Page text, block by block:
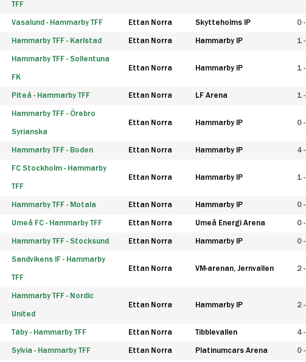
TFF
Vasalund - Hammarby TFF Ettan Norra Skytteholms IP 0
Hammarby TFF - Karlstad Ettan Norra Hammarby IP 1
Hammarby TFF - Sollentuna
FK
Ettan Norra Hammarby IP 1
Piteå - Hammarby TFF Ettan Norra LF Arena 1
Hammarby TFF - Örebro
Syrianska
Ettan Norra Hammarby IP 0
Hammarby TFF - Boden Ettan Norra Hammarby IP 4
FC Stockholm - Hammarby
TFF
Ettan Norra Hammarby IP 1
Hammarby TFF - Motala Ettan Norra Hammarby IP 0
Umeå FC - Hammarby TFF Ettan Norra Umeå Energi Arena 0
Hammarby TFF - Stocksund Ettan Norra Hammarby IP 0
Sandvikens IF - Hammarby
TFF
Ettan Norra VM-arenan, Jernvallen 2
Hammarby TFF - Nordic
United
Ettan Norra Hammarby IP 2
Täby - Hammarby TFF Ettan Norra Tibblevallen 4
Sylvia - Hammarby TFF Ettan Norra Platinumcars Arena 0